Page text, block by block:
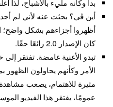
بدا وكأنه مليء بالأشباح، لذا
أين ڤي؟ بحثت عنه لأني لم
أظهروا أجزاءهم بشكل واضح؛
كان الإصدار 2.0 رائعًا حقًا.
تبدو الأغنية غامضة. تفتقر إلى
الأمر وكأنهم يحاولون الظهور
مثيرة للاهتمام، يصعب
عمومًا، يفتقر هذا الفيديو